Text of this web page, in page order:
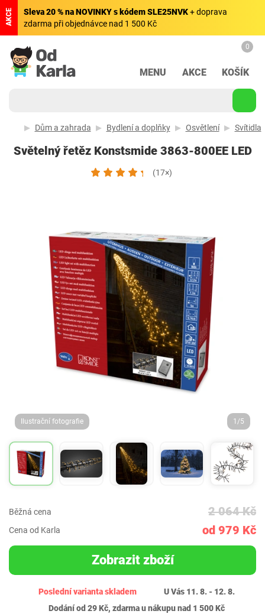
AKCE Sleva 20 % na NOVINKY s kódem SLE25NVK+ doprava
zdarma při objednávce nad 1 500 Kč
MENU AKCE
0
KOŠÍK
Dům a zahrada Bydlení a doplňky Osvětlení Svítidla
Světelný řetěz Konstsmide 3863-800EE LED
(17×)
Ilustrační fotografie 1/5
Běžná cena 2 064 Kč
Cena od Karla od 979 Kč
Zobrazit zboží
Poslední varianta skladem
U Vás 11. 8. - 12. 8.
Dodání od 29 Kč, zdarma u nákupu nad 1 500 Kč